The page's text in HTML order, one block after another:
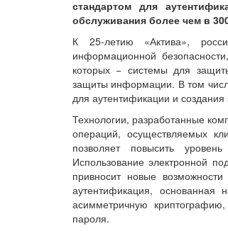
стандартом для
обслуживания более чем в
К 25-летию «Актива»,
информационной
которых − системы для
защиты информации. В том
для аутентификации и
Технологии, разработанные
операций, осуществляемых
позволяет повысить
Использование электронной
привносит новые
аутентификация, основанная
асимметричную
пароля.